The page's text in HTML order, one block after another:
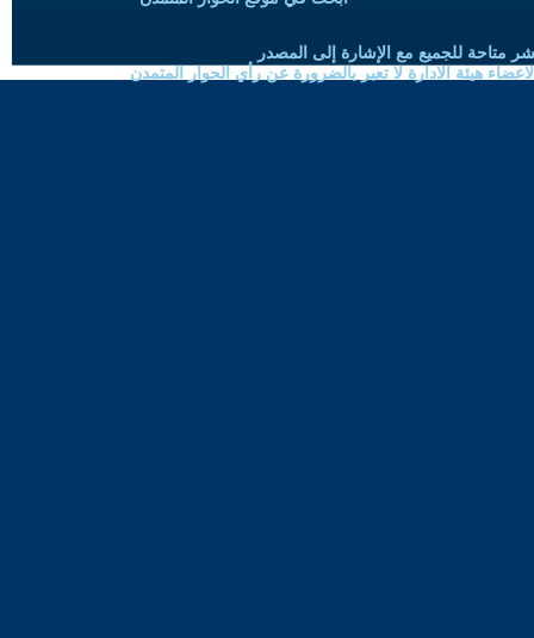
متاحة للجميع مع الإشارة إلى المصدر
هيئة الادارة لا تعبر بالضرورة عن رأي الحوار المتمدن